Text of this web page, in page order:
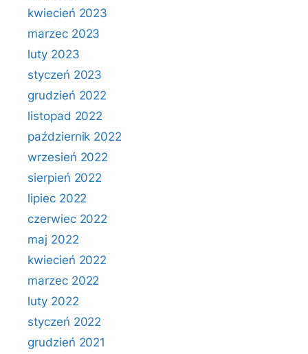
kwiecień 2023
marzec 2023
luty 2023
styczeń 2023
grudzień 2022
listopad 2022
październik 2022
wrzesień 2022
sierpień 2022
lipiec 2022
czerwiec 2022
maj 2022
kwiecień 2022
marzec 2022
luty 2022
styczeń 2022
grudzień 2021